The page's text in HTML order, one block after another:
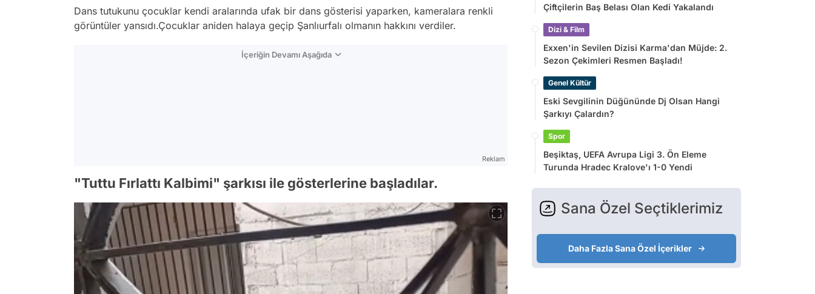
Dans tutukunu çocuklar kendi aralarında ufak bir dans gösterisi yaparken, kameralara renkli
görüntüler yansıdı.Çocuklar aniden halaya geçip Şanlıurfalı olmanın hakkını verdiler.
İçeriğin Devamı Aşağıda
Reklam
"Tuttu Fırlattı Kalbimi" şarkısı ile gösterlerine başladılar.
Çiftçilerin Baş Belası Olan Kedi Yakalandı
Dizi & Film
Exxen'in Sevilen Dizisi Karma'dan Müjde: 2.
Sezon Çekimleri Resmen Başladı!
Genel Kültür
Eski Sevgilinin Düğününde Dj Olsan Hangi
Şarkıyı Çalardın?
Spor
Beşiktaş, UEFA Avrupa Ligi 3. Ön Eleme
Turunda Hradec Kralove'ı 1-0 Yendi
Sana Özel Seçtiklerimiz
Daha Fazla Sana Özel İçerikler